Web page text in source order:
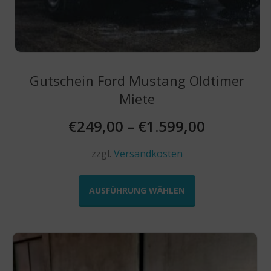
Gutschein Ford Mustang Oldtimer
Miete
€249,00 – €1.599,00
zzgl. Versandkosten
AUSFÜHRUNG WÄHLEN